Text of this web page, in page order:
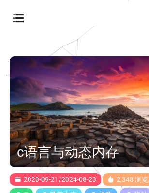
c语言与动态内存
2020-09-21/2024-08-23 2,348 浏览